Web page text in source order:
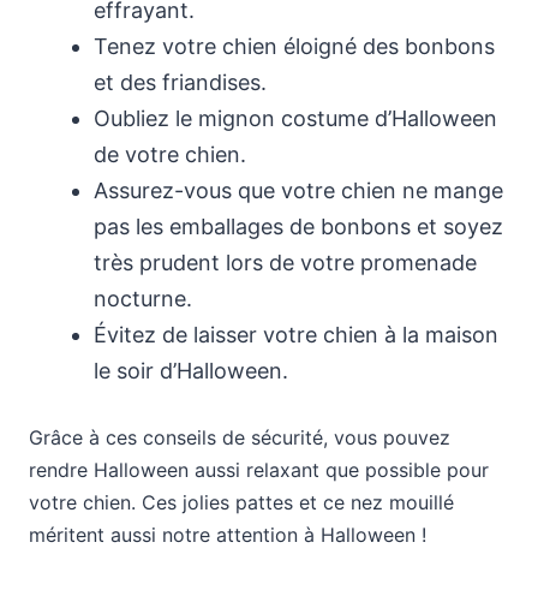
effrayant.
Tenez votre chien éloigné des bonbons
et des friandises.
Oubliez le mignon costume d’Halloween
de votre chien.
Assurez-vous que votre chien ne mange
pas les emballages de bonbons et soyez
très prudent lors de votre promenade
nocturne.
Évitez de laisser votre chien à la maison
le soir d’Halloween.
Grâce à ces conseils de sécurité, vous pouvez
rendre Halloween aussi relaxant que possible pour
votre chien. Ces jolies pattes et ce nez mouillé
méritent aussi notre attention à Halloween !